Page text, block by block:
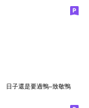
日子還是要過鴨–致敬鴨